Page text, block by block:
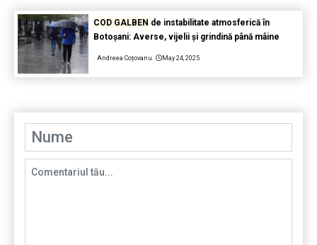
COD GALBEN de instabilitate atmosferică în
Botoșani: Averse, vijelii și grindină până mâine
Andreea Coțovanu May 24, 2025